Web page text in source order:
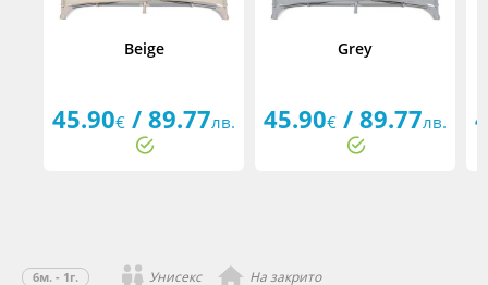
6м. - 1г. Унисекс На закрито
Beige
45.90€ / 89.77лв.
Grey
45.90€ / 89.77лв.